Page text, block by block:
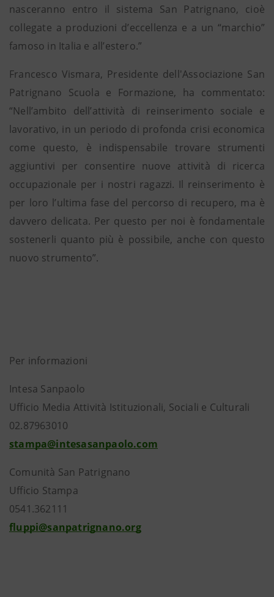
nasceranno entro il sistema San Patrignano, cioè
collegate a produzioni d’eccellenza e a un “marchio”
famoso in Italia e all’estero.”
Francesco Vismara, Presidente dell'Associazione San
Patrignano Scuola e Formazione, ha commentato:
“Nell’ambito dell’attività di reinserimento sociale e
lavorativo, in un periodo di profonda crisi economica
come questo, è indispensabile trovare strumenti
aggiuntivi per consentire nuove attività di ricerca
occupazionale per i nostri ragazzi. Il reinserimento è
per loro l’ultima fase del percorso di recupero, ma è
davvero delicata. Per questo per noi è fondamentale
sostenerli quanto più è possibile, anche con questo
nuovo strumento”.
Per informazioni
Intesa Sanpaolo
Ufficio Media Attività Istituzionali, Sociali e Culturali
02.87963010
stampa@intesasanpaolo.com
Comunità San Patrignano
Ufficio Stampa
0541.362111
fluppi@sanpatrignano.org